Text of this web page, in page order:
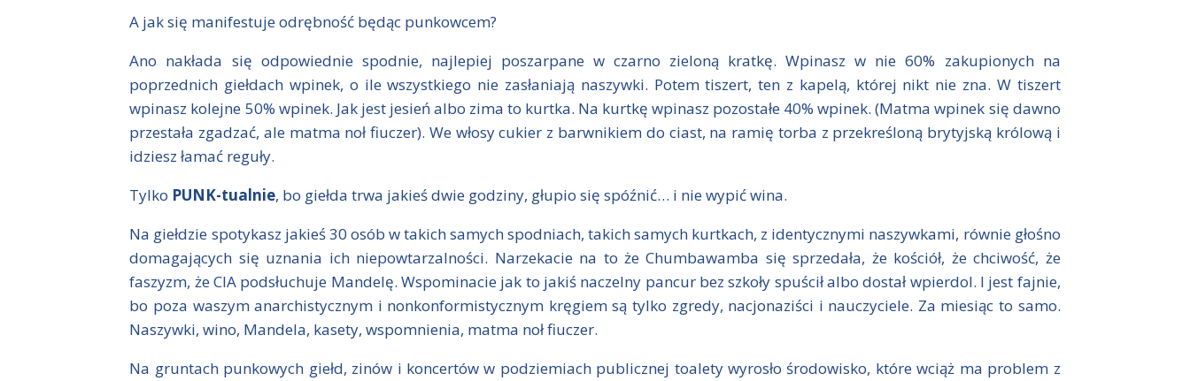
A jak się manifestuje odrębność będąc punkowcem?
Ano nakłada się odpowiednie spodnie, najlepiej poszarpane w czarno zieloną kratkę. Wpinasz w nie 60% zakupionych na
poprzednich giełdach wpinek, o ile wszystkiego nie zasłaniają naszywki. Potem tiszert, ten z kapelą, której nikt nie zna. W tiszert
wpinasz kolejne 50% wpinek. Jak jest jesień albo zima to kurtka. Na kurtkę wpinasz pozostałe 40% wpinek. (Matma wpinek się dawno
przestała zgadzać, ale matma noł fiuczer). We włosy cukier z barwnikiem do ciast, na ramię torba z przekreśloną brytyjską królową i
idziesz łamać reguły.
Tylko PUNK-tualnie, bo giełda trwa jakieś dwie godziny, głupio się spóźnić… i nie wypić wina.
Na giełdzie spotykasz jakieś 30 osób w takich samych spodniach, takich samych kurtkach, z identycznymi naszywkami, równie głośno
domagających się uznania ich niepowtarzalności. Narzekacie na to że Chumbawamba się sprzedała, że kościół, że chciwość, że
faszyzm, że CIA podsłuchuje Mandelę. Wspominacie jak to jakiś naczelny pancur bez szkoły spuścił albo dostał wpierdol. I jest fajnie,
bo poza waszym anarchistycznym i nonkonformistycznym kręgiem są tylko zgredy, nacjonaziści i nauczyciele. Za miesiąc to samo.
Naszywki, wino, Mandela, kasety, wspomnienia, matma noł fiuczer.
Na gruntach punkowych giełd, zinów i koncertów w podziemiach publicznej toalety wyrosło środowisko, które wciąż ma problem z